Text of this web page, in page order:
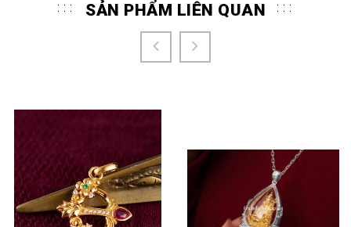
SẢN PHẨM LIÊN QUAN